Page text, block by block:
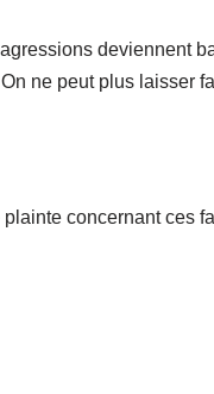
deviennent
ne peut plus laisser
concernant ces